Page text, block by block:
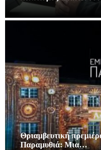
Θριαμβευτική
Παραμυθιά: Μια…